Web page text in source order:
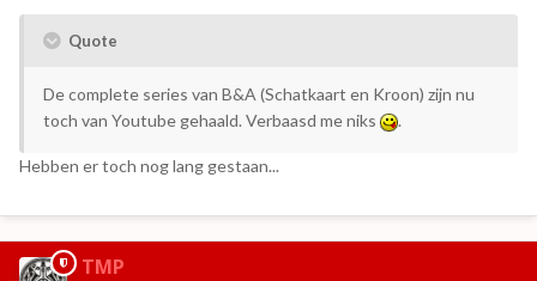
Quote
De complete series van B&A (Schatkaart en Kroon) zijn nu
toch van Youtube gehaald. Verbaasd me niks
.
Hebben er toch nog lang gestaan...
TMP